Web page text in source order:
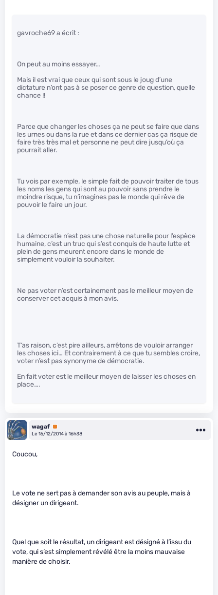
gavroche69 a écrit :
On peut au moins essayer…
Mais il est vrai que ceux qui sont sous le joug d’une
dictature n’ont pas à se poser ce genre de question, quelle
chance !!
Parce que changer les choses ça ne peut se faire que dans
les urnes ou dans la rue et dans ce dernier cas ça risque de
faire très très mal et personne ne peut dire jusqu’où ça
pourrait aller.
Tu vois par exemple, le simple fait de pouvoir traiter de tous
les noms les gens qui sont au pouvoir sans prendre le
moindre risque, tu n’imagines pas le monde qui rêve de
pouvoir le faire un jour.
La démocratie n’est pas une chose naturelle pour l’espèce
humaine, c’est un truc qui s’est conquis de haute lutte et
plein de gens meurent encore dans le monde de
simplement vouloir la souhaiter.
Ne pas voter n’est certainement pas le meilleur moyen de
conserver cet acquis à mon avis.
T’as raison, c’est pire ailleurs, arrêtons de vouloir arranger
les choses ici… Et contrairement à ce que tu sembles croire,
voter n’est pas synonyme de démocratie.
En fait voter est le meilleur moyen de laisser les choses en
place….
wagaf Premium
Le 16/12/2014 à 16h38
Coucou,
Le vote ne sert pas à demander son avis au peuple, mais à
désigner un dirigeant.
Quel que soit le résultat, un dirigeant est désigné à l’issu du
vote, qui s’est simplement révélé être la moins mauvaise
manière de choisir.